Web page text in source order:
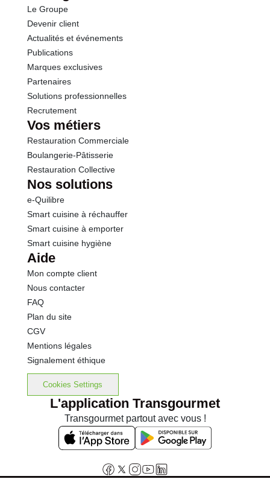
Le Groupe
Devenir client
Actualités et événements
Publications
Marques exclusives
Partenaires
Solutions professionnelles
Recrutement
Vos métiers
Restauration Commerciale
Boulangerie-Pâtisserie
Restauration Collective
Nos solutions
e-Quilibre
Smart cuisine à réchauffer
Smart cuisine à emporter
Smart cuisine hygiène
Aide
Mon compte client
Nous contacter
FAQ
Plan du site
CGV
Mentions légales
Signalement éthique
Cookies Settings
L'application Transgourmet
Transgourmet partout avec vous !